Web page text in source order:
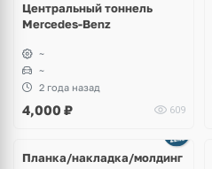
Центральный тоннель
Mercedes-Benz
~
~
2 года назад
4,000 ₽ 609
Планка/накладка/молдинг